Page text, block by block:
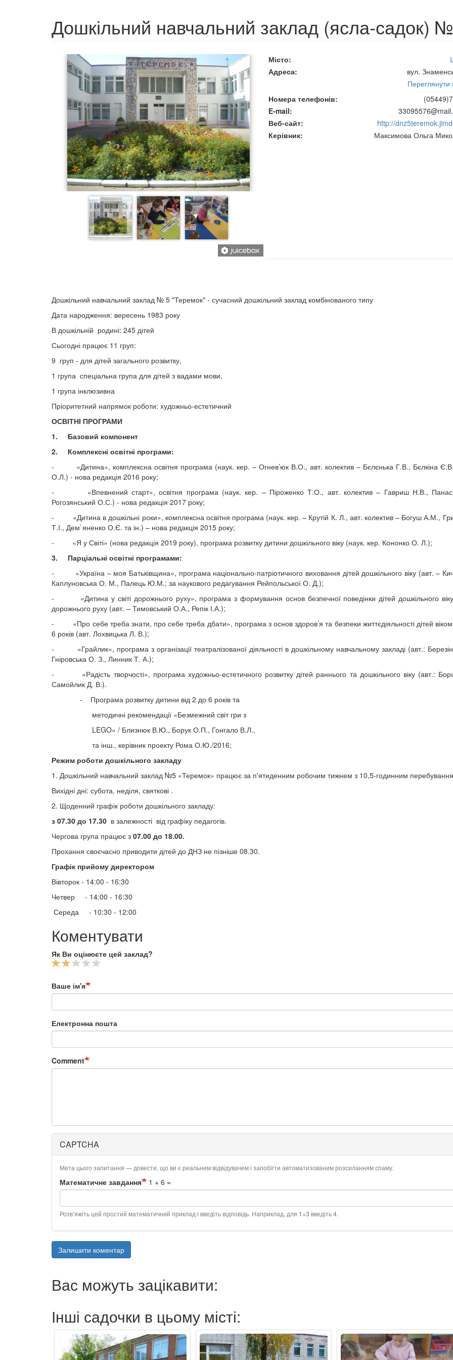
Дошкільний навчальний заклад (ясла-садок)
Місто
Адреса
вул.
Переглянути
Номера телефонів
E-mail
Веб-сайт
http://
Керівник
Максимова Ольга
Дошкільний навчальний заклад № 5 "Теремок" - сучасний дошкільний заклад комбінованого типу
Дата народження: вересень 1983 року
В дошкільній родині: 245 дітей
Сьогодні працює 11 груп:
9 груп - для дітей загального розвитку,
1 група спеціальна група для дітей з вадами мови,
1 група інклюзивна
Пріоритетний напрямок роботи: художньо-естетичний
ОСВІТНІ ПРОГРАМИ
1. Базовий компонент
2. Комплексні освітні програми:
- «Дитина», комплексна освітня програма (наук. кер. – Огнев’юк В.О., авт. колектив – Бєлєнька Г.В., Бєлкіна Є.В.,
О.Л.) - нова редакція 2016 року;
- «Впевнений старт», освітня програма (наук. кер. – Піроженко Т.О., авт. колектив – Гавриш Н.В.,
Рогозянський О.С.) - нова редакція 2017 року;
- «Дитина в дошкільні роки», комплексна освітня програма (наук. кер. – Крутій К. Л., авт. колектив – Богуш А.М.,
Т.І., Дем`яненко О.Є. та ін.) – нова редакція 2015 року;
- «Я у Світі» (нова редакція 2019 року), програма розвитку дитини дошкільного віку (наук. кер. Кононко О. Л.);
3. Парціальні освітні програмами:
- «Україна – моя Батьківщина», програма національно-патріотичного виховання дітей дошкільного віку (авт. –
Каплуновська О. М., Палець Ю.М.; за наукового редагування Рейпольської О. Д.);
- «Дитина у світі дорожнього руху», програма з формування основ безпечної поведінки дітей дошкільного
дорожнього руху (авт. – Тимовський О.А., Репік І.А.);
- «Про себе треба знати, про себе треба дбати», програма з основ здоров’я та безпеки життєдіяльності дітей віком
6 років (авт. Лохвицька Л. В.);
- «Грайлик», програма з організації театралізованої діяльності в дошкільному навчальному закладі (авт.:
Гніровська О. З., Линник Т. А.);
- «Радість творчості», програма художньо-естетичного розвитку дітей раннього та дошкільного віку (авт.:
Самойлик Д. В.).
- Програма розвитку дитини від 2 до 6 років та
методичні рекомендації «Безмежний світ гри з
LEGO» / Близнюк В.Ю., Борук О.П., Гонгало В.Л.,
та інш., керівник проекту Рома О.Ю./2016;
Режим роботи дошкільного закладу
1. Дошкільний навчальний заклад №5 «Теремок» працює за п'ятиденним робочим тижнем з 10,5-годинним
Вихідні дні: субота, неділя, святкові .
2. Щоденний графік роботи дошкільного закладу:
з 07.30 до 17.30 в залежності від графіку педагогів.
Чергова група працює з 07.00 до 18.00.
Прохання своєчасно приводити дітей до ДНЗ не пізніше 08.30.
Графік прийому директором
Вівторок - 14:00 - 16:30
Четвер - 14:00 - 16:30
Середа - 10:30 - 12:00
Коментувати
Як Ви оцінюєте цей заклад?
Ваше ім'я
Електронна пошта
Comment
CAPTCHA
Мета цього запитання — довести, що ви є реальним відвідувачем і запобігти автоматизованим розсиланням спаму.
Математичне завдання 1 + 6 =
Розв’яжіть цей простий математичний приклад і введіть відповідь. Наприклад, для 1+3 введіть 4.
Залишити коментар
Вас можуть зацікавити:
Інші садочки в цьому місті: